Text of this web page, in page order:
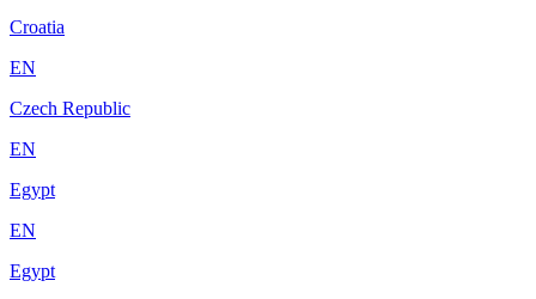
Croatia
EN
Czech Republic
EN
Egypt
EN
Egypt